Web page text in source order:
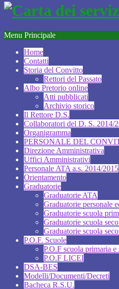
Menu Principale
Home
Contatti
Storia del Convitto
Rettori del Passato
Albo Pretorio online
Atti pubblicati
Archivio storico
Il Rettore D.S.
Collaboratori del D. S. 2014/
Organigramma
PERSONALE DEL
Direzione Amministrativa
Uffici Amministrativi
Personale ATA a.s. 2014/2015
Orientamento
Graduatorie
Graduatorie ATA
Graduatorie personale
Graduatorie scuola
Graduatorie scuola
Graduatorie scuola
P.O.F. Scuole
P.O.F scuola primaria
P.O.F LICEI
DSA-BES
Modelli/Documenti/Decreti
Bacheca R.S.U.